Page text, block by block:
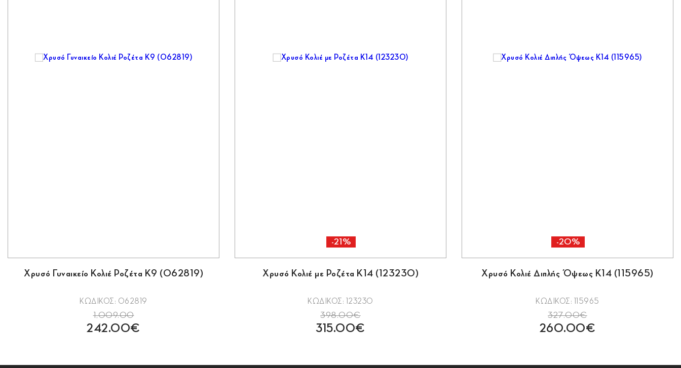
Χρυσό Γυναικείο Κολιέ Ροζέτα Κ9 (062819)
ΚΩΔΙΚΟΣ: 062819
1,009.00
242.00€
-21%
Χρυσό Κολιέ με Ροζέτα Κ14 (123230)
ΚΩΔΙΚΟΣ: 123230
398.00€
315.00€
-20%
Χρυσό Κολιέ Διπλής Όψεως Κ14 (115965)
ΚΩΔΙΚΟΣ: 115965
327.00€
260.00€